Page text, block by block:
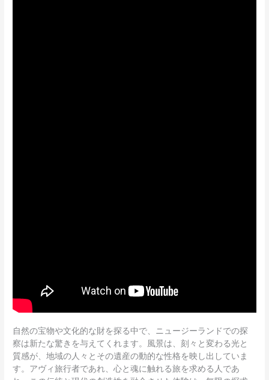
自然の宝物や文化的な財を探る中で、ニュージーランドでの探
察は新たな驚きを与えてくれます。風景は、刻々と変わる光と
質感が、地域の人々とその遺産の動的な性格を映し出していま
す。アヴィ旅行者であれ、心と魂に触れる旅を求める人であ